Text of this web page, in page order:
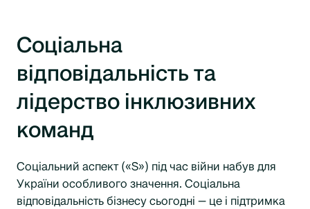
Соціальна
відповідальність та
лідерство інклюзивних
команд
Соціальний аспект («S») під час війни набув для
України особливого значення. Соціальна
відповідальність бізнесу сьогодні — це і підтримка